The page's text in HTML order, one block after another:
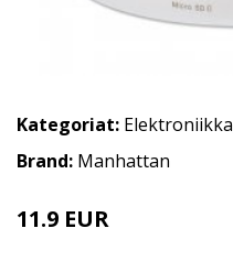
Kategoriat: Elektroniikka
Brand: Manhattan
11.9 EUR